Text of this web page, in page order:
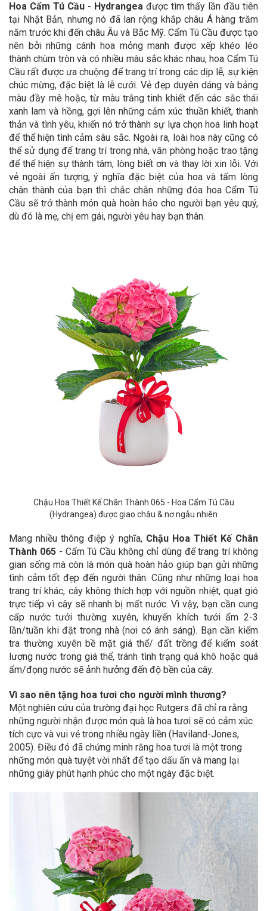
Hoa Cẩm Tú Cầu - Hydrangea được tìm thấy lần đầu tiên
tại Nhật Bản, nhưng nó đã lan rộng khắp châu Á hàng trăm
năm trước khi đến châu Âu và Bắc Mỹ. Cẩm Tú Cầu được tạo
nên bởi những cánh hoa mỏng manh được xếp khéo léo
thành chùm tròn và có nhiều màu sắc khác nhau, hoa Cẩm Tú
Cầu rất được ưa chuộng để trang trí trong các dịp lễ, sự kiện
chúc mừng, đặc biệt là lễ cưới. Vẻ đẹp duyên dáng và bảng
màu đầy mê hoặc, từ màu trắng tinh khiết đến các sắc thái
xanh lam và hồng, gợi lên những cảm xúc thuần khiết, thanh
thản và tình yêu, khiến nó trở thành sự lựa chọn hoa linh hoạt
để thể hiện tình cảm sâu sắc. Ngoài ra, loài hoa này cũng có
thể sử dụng để trang trí trong nhà, văn phòng hoặc trao tặng
để thể hiện sự thành tâm, lòng biết ơn và thay lời xin lỗi. Với
vẻ ngoài ấn tượng, ý nghĩa đặc biệt của hoa và tấm lòng
chân thành của bạn thì chắc chắn những đóa hoa Cẩm Tú
Cầu sẽ trở thành món quà hoàn hảo cho người bạn yêu quý,
dù đó là mẹ, chị em gái, người yêu hay bạn thân.
Chậu Hoa Thiết Kế Chân Thành 065 - Hoa Cẩm Tú Cầu
(Hydrangea) được giao chậu & nơngẫu nhiên
Mang nhiều thông điệp ý nghĩa,Chậu Hoa Thiết Kế Chân
Thành 065- Cẩm Tú Cầu không chỉ dùng để trang trí không
gian sống mà còn là món quà hoàn hảo giúp bạn gửi những
tình cảm tốt đẹp đến người thân.Cũng như những loại hoa
trang trí khác, cây không thích hợp với nguồn nhiệt, quạt gió
trực tiếp vì cây sẽ nhanh bị mất nước. Vì vậy, bạn cần cung
cấp nước tưới thường xuyên, khuyến khích tưới ẩm 2-3
lần/tuần khi đặt trong nhà (nơi có ánh sáng). Bạn cần kiểm
tra thường xuyên bề mặt giá thể/ đất trồng để kiểm soát
lượng nước trong giá thể, tránh tình trạng quá khô hoặc quá
ẩm/đọng nước sẽ ảnh hưởng đến độ bền của cây.
Vì sao nên tặng hoa tươi cho người mình thương?
Một nghiên cứu của trường đại học Rutgers đã chỉ ra rằng
những người nhận được món quà là hoa tươi sẽ có cảm xúc
tích cực và vui vẻ trong nhiều ngày liền (Haviland-Jones,
2005). Điều đó đã chứng minh rằng hoa tươi là một trong
những món quà tuyệt vời nhất để tạo dấu ấn và mang lại
những giây phút hạnh phúc cho một ngày đặc biệt.